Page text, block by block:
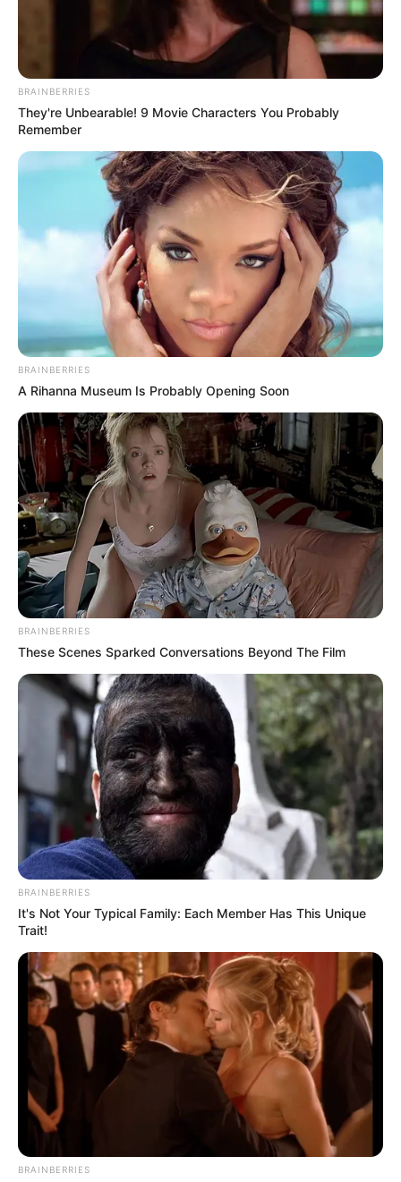
BRAINBERRIES
They're Unbearable! 9 Movie Characters You Probably
Remember
BRAINBERRIES
A Rihanna Museum Is Probably Opening Soon
BRAINBERRIES
These Scenes Sparked Conversations Beyond The Film
BRAINBERRIES
It's Not Your Typical Family: Each Member Has This Unique
Trait!
BRAINBERRIES